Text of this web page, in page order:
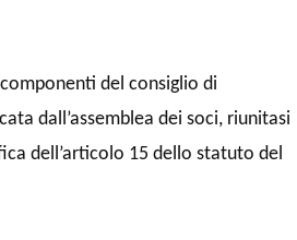
del consiglio di
dall’assemblea dei soci, riunitasi
dell’articolo 15 dello statuto del